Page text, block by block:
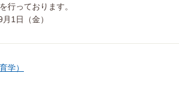
行っております。
1日（金）
学）